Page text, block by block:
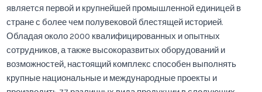
является первой и крупнейшей промышленной единицей в
стране с более чем полувековой блестящей историей.
Обладая около 2000 квалифицированных и опытных
сотрудников, а также высокоразвитых оборудований и
возможностей, настоящий комплекс способен выполнять
крупные национальные и международные проекты и